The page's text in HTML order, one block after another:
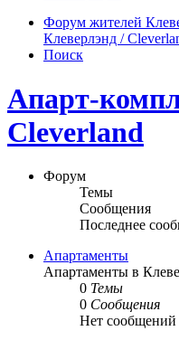
Форум жителей
Клеверлэнд /
Поиск
Апарт-
Cleverland
Форум
Темы
Сообщения
Последнее
Апартаменты
Апартаменты в
0 Темы
0 Сообщения
Нет сообщений